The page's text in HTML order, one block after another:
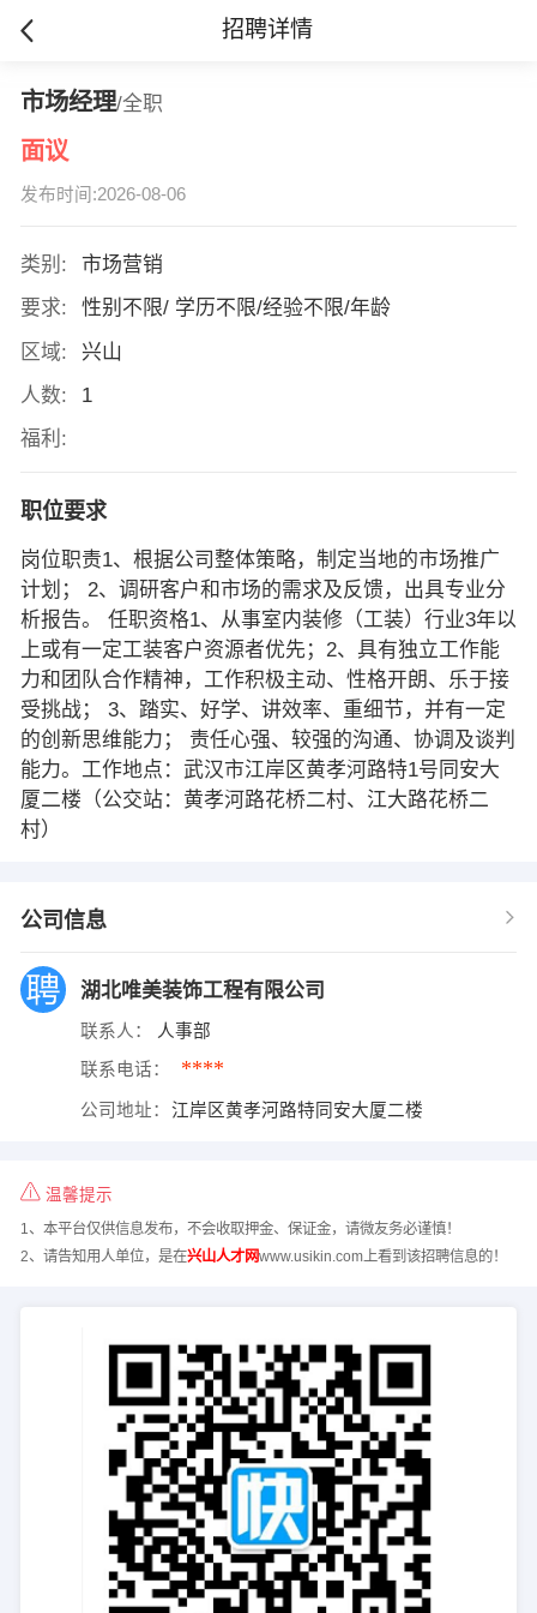
招聘详情
市场经理/全职
面议
发布时间:2026-08-06
类别:
市场营销
要求:
性别不限/ 学历不限/经验不限/年龄
区域:
兴山
人数:
1
福利:
职位要求
岗位职责1、根据公司整体策略，制定当地的市场推广
计划； 2、调研客户和市场的需求及反馈，出具专业分
析报告。 任职资格1、从事室内装修（工装）行业3年以
上或有一定工装客户资源者优先；2、具有独立工作能
力和团队合作精神，工作积极主动、性格开朗、乐于接
受挑战； 3、踏实、好学、讲效率、重细节，并有一定
的创新思维能力； 责任心强、较强的沟通、协调及谈判
能力。工作地点：武汉市江岸区黄孝河路特1号同安大
厦二楼（公交站：黄孝河路花桥二村、江大路花桥二
村）
公司信息
湖北唯美装饰工程有限公司
联系人： 人事部
联系电话： ****
公司地址： 江岸区黄孝河路特同安大厦二楼
温馨提示
1、本平台仅供信息发布，不会收取押金、保证金，请微友务必谨慎！
2、请告知用人单位，是在兴山人才网www.usikin.com上看到该招聘信息的！